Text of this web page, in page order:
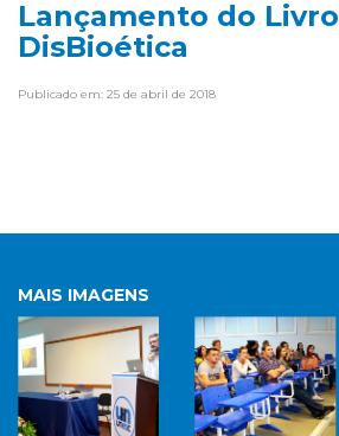
Lançamento do Livro
DisBioética
Publicado em: 25 de abril de 2018
MAIS IMAGENS